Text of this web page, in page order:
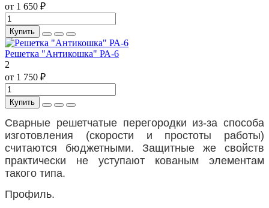
от 1 650 ₽
Купить
Решетка "Антикошка" РА-6
2
от 1 750 ₽
Купить
Сварные решетчатые перегородки из-за способа
изготовления (скорости и простоты работы)
считаются бюджетными. Защитные же свойств
практически не уступают кованым элементам
такого типа.
Профиль.